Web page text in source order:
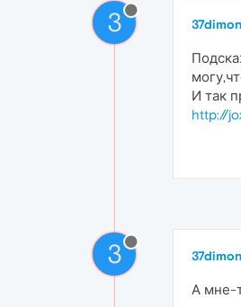
3
И так
http://
3
А мне-